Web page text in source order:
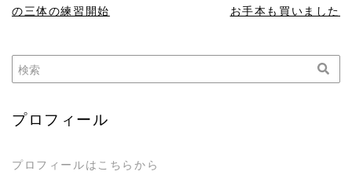
の三体の練習開始
お手本も買いました
プロフィール
プロフィールはこちらから